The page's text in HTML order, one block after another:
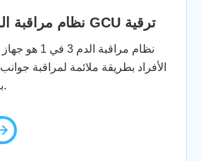
نظام مراقبة الدم 3 في 1 متر GCU ترقية
نظام مراقبة
الأفراد بطريقة ملائمة لمراقبة
باستخدام جهاز واحد.